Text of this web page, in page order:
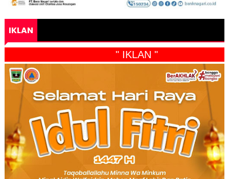
IKLAN
" IKLAN "